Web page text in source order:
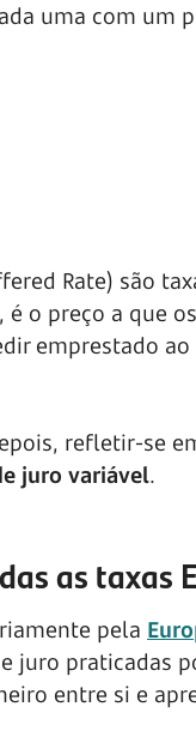
uma com um
Rate) são
é o preço a que
emprestado
refletir-se
juro variável.
as taxas
pela
juro praticadas
entre si e